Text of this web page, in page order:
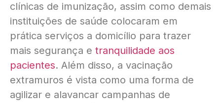
clínicas de imunização, assim como demais
instituições de saúde colocaram em
prática serviços a domicílio para trazer
mais segurança e tranquilidade aos
pacientes. Além disso, a vacinação
extramuros é vista como uma forma de
agilizar e alavancar campanhas de